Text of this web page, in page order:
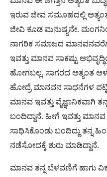
ಇರುವ ಜೀವ ಸಮೂಹದಲ್ಲಿ
ಜೀವಿ ಕೂಡ ಮನುಷ್ಯನೇ.
ನಾಗರಿಕ ಸಮಾಜದ
ಇವತ್ತು ಮಾನವ ಸಾಕಷ್ಟು
ಹೋಗಬಲ್ಲ, ಸಾಗರದ ಅತ್ಯಂತ
ಹೋದ್ರೆ ಮಾನವನ ಸಾಧನೆಗಳ
ಮಾನವ ಇವತ್ತು ವೈಜ್ಞಾನಿಕವಾಗಿ
ಬಂದಿದ್ದಾನೆ. ಹೀಗೆ ಇವತ್ತು ಮಾನವ
ಸಾಧಿಸಿಕೊಂಡು ಬಂದಿದ್ದು ತನ್ನ
ನಡೆಸೋದಕ್ಕೆ ಶುರು ಮಾಡಿದ್ದಾನೆ.
ಮಾನವ ತನ್ನ ಬೆಳವಣಿಗೆ ಹಾಗು